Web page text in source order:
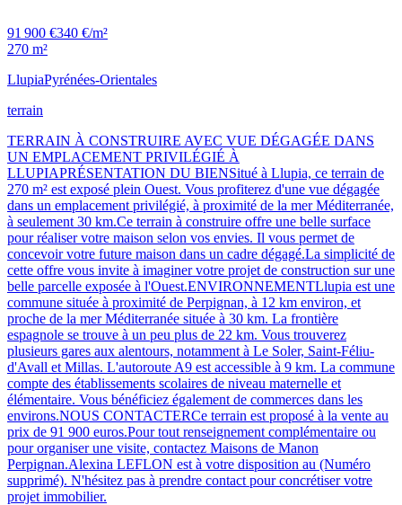
91 900 €340 €/m²
270 m²
LlupiaPyrénées-Orientales
terrain
TERRAIN À CONSTRUIRE AVEC VUE DÉGAGÉE DANS
UN EMPLACEMENT PRIVILÉGIÉ À
LLUPIAPRÉSENTATION DU BIENSitué à Llupia, ce terrain de
270 m² est exposé plein Ouest. Vous profiterez d'une vue dégagée
dans un emplacement privilégié, à proximité de la mer Méditerranée,
à seulement 30 km.Ce terrain à construire offre une belle surface
pour réaliser votre maison selon vos envies. Il vous permet de
concevoir votre future maison dans un cadre dégagé.La simplicité de
cette offre vous invite à imaginer votre projet de construction sur une
belle parcelle exposée à l'Ouest.ENVIRONNEMENTLlupia est une
commune située à proximité de Perpignan, à 12 km environ, et
proche de la mer Méditerranée située à 30 km. La frontière
espagnole se trouve à un peu plus de 22 km. Vous trouverez
plusieurs gares aux alentours, notamment à Le Soler, Saint-Féliu-
d'Avall et Millas. L'autoroute A9 est accessible à 9 km. La commune
compte des établissements scolaires de niveau maternelle et
élémentaire. Vous bénéficiez également de commerces dans les
environs.NOUS CONTACTERCe terrain est proposé à la vente au
prix de 91 900 euros.Pour tout renseignement complémentaire ou
pour organiser une visite, contactez Maisons de Manon
Perpignan.Alexina LEFLON est à votre disposition au (Numéro
supprimé). N'hésitez pas à prendre contact pour concrétiser votre
projet immobilier.